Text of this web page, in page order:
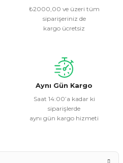
veya görüntülenemiyor.
pahalı.
olmalı.
₺2000,00 ve üzeri tüm
siparişeriniz de
kargo ücretsiz
Aynı Gün Kargo
Saat 14:00’a kadar ki
siparişlerde
aynı gün kargo hizmeti